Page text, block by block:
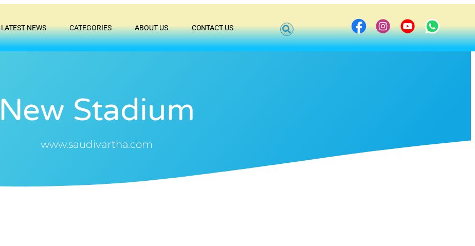
LATEST NEWS CATEGORIES ABOUT US CONTACT US
New Stadium
www.saudivartha.com